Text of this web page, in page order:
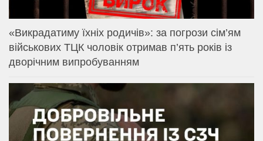
«Викрадатиму їхніх родичів»: за погрози сім’ям
військових ТЦК чоловік отримав п’ять років із
дворічним випробуванням